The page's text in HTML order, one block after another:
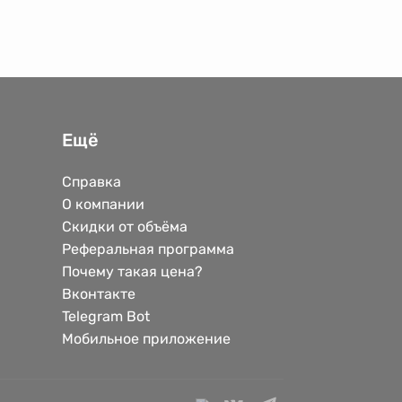
Ещё
Справка
О компании
Скидки от объёма
Реферальная программа
Почему такая цена?
Вконтакте
Telegram Bot
Мобильное приложение